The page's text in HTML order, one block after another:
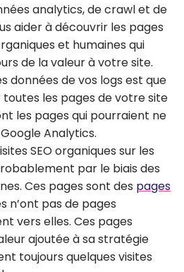
analytics, de crawl et de
aider à découvrir les pages
et humaines qui
de la valeur à votre site.
données de vos logs est que
les pages de votre site
les pages qui pourraient ne
Analytics.
SEO organiques sur les
par le biais des
Ces pages sont des pages
n’ont pas de pages
vers elles. Ces pages
ajoutée à sa stratégie
toujours quelques visites